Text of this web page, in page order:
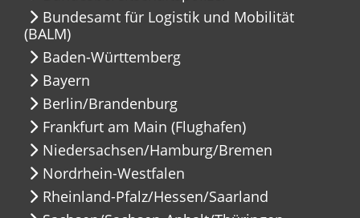
Bundesamt für Logistik und Mobilität
(BALM)
Baden-Württemberg
Bayern
Berlin/Brandenburg
Frankfurt am Main (Flughafen)
Niedersachsen/Hamburg/Bremen
Nordrhein-Westfalen
Rheinland-Pfalz/Hessen/Saarland